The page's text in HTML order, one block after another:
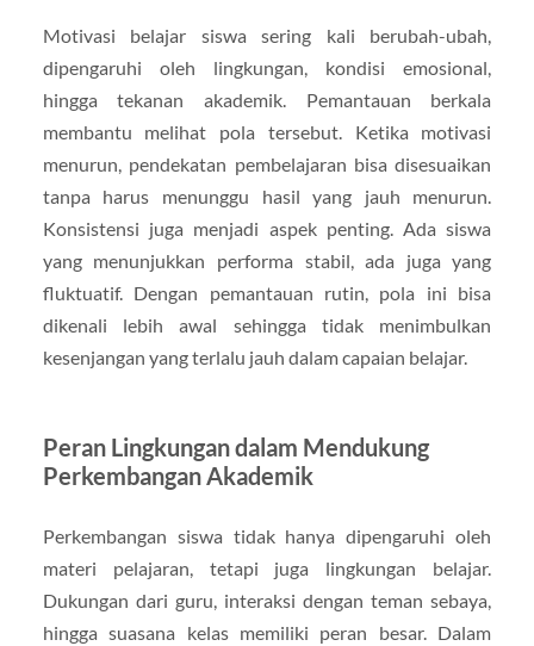
Motivasi belajar siswa sering kali berubah-ubah,
dipengaruhi oleh lingkungan, kondisi emosional,
hingga tekanan akademik. Pemantauan berkala
membantu melihat pola tersebut. Ketika motivasi
menurun, pendekatan pembelajaran bisa disesuaikan
tanpa harus menunggu hasil yang jauh menurun.
Konsistensi juga menjadi aspek penting. Ada siswa
yang menunjukkan performa stabil, ada juga yang
fluktuatif. Dengan pemantauan rutin, pola ini bisa
dikenali lebih awal sehingga tidak menimbulkan
kesenjangan yang terlalu jauh dalam capaian belajar.
Peran Lingkungan dalam Mendukung
Perkembangan Akademik
Perkembangan siswa tidak hanya dipengaruhi oleh
materi pelajaran, tetapi juga lingkungan belajar.
Dukungan dari guru, interaksi dengan teman sebaya,
hingga suasana kelas memiliki peran besar. Dalam